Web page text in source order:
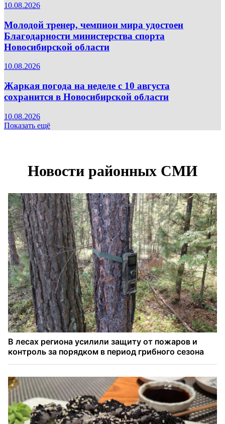
10.08.2026
Молодой тренер, чемпион мира удостоен
Благодарности министерства спорта
Новосибирской области
10.08.2026
Жаркая погода на неделе с 10 августа
сохранится в Новосибирской области
10.08.2026
Показать ещё